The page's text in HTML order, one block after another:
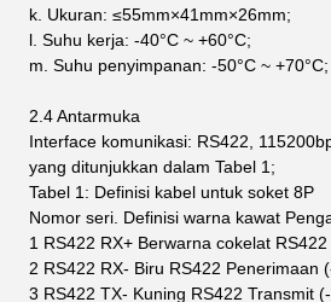
k. Ukuran: ≤55mm×41mm×26mm;
l. Suhu kerja: -40°C ~ +60°C;
m. Suhu penyimpanan: -50°C ~ +70°C;
2.4 Antarmuka
Interface komunikasi: RS422,
yang ditunjukkan dalam Tabel 1;
Tabel 1: Definisi kabel untuk soket 8P
Nomor seri. Definisi warna kawat
1 RS422 RX+ Berwarna cokelat
2 RS422 RX- Biru RS422 Penerimaan
3 RS422 TX- Kuning RS422 Transmit